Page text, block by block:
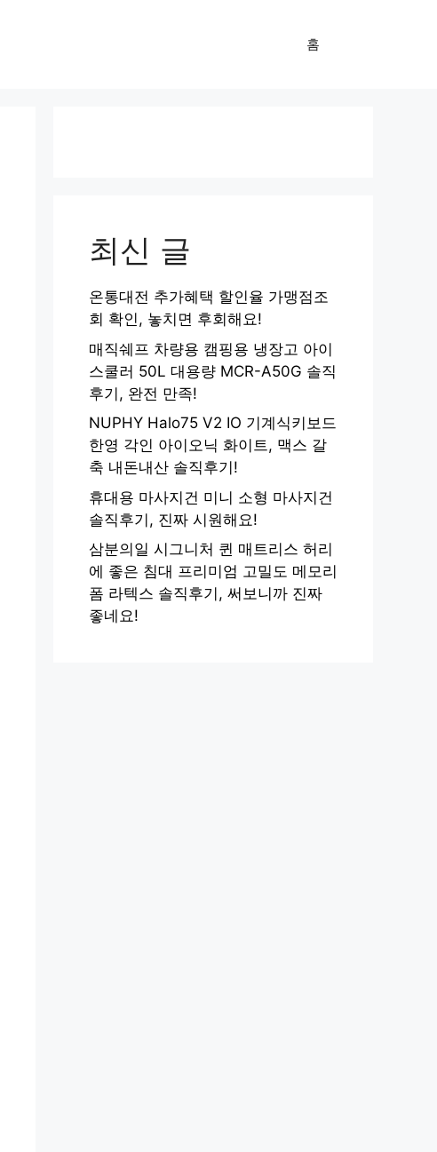
홈
최신 글
온통대전 추가혜택 할인율 가맹점조
회 확인, 놓치면 후회해요!
매직쉐프 차량용 캠핑용 냉장고 아이
스쿨러 50L 대용량 MCR-A50G 솔직
후기, 완전 만족!
NUPHY Halo75 V2 IO 기계식키보드
한영 각인 아이오닉 화이트, 맥스 갈
축 내돈내산 솔직후기!
휴대용 마사지건 미니 소형 마사지건
솔직후기, 진짜 시원해요!
삼분의일 시그니처 퀸 매트리스 허리
에 좋은 침대 프리미엄 고밀도 메모리
폼 라텍스 솔직후기, 써보니까 진짜
좋네요!